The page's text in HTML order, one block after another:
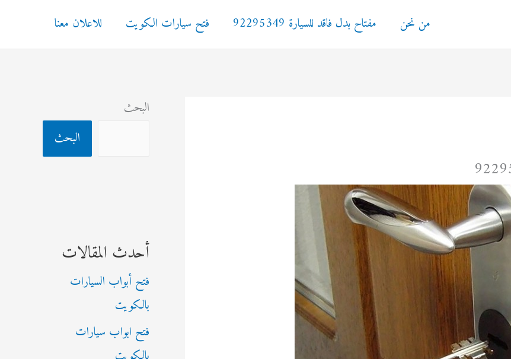
من نحن مفتاح بدل فاقد للسيارة 92295349 فتح سيارات الكويت للاعلان معنا
البحث
البحث
أحدث المقالات
فتح أبواب السيارات
بالكويت
فتح ابواب سيارات